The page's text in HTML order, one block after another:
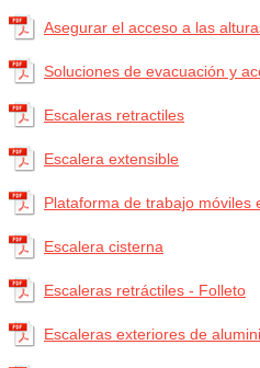
Asegurar el acceso a las
Soluciones de evacuación y
Escaleras retractiles
Escalera extensible
Plataforma de trabajo móviles
Escalera cisterna
Escaleras retráctiles - Folleto
Escaleras exteriores de